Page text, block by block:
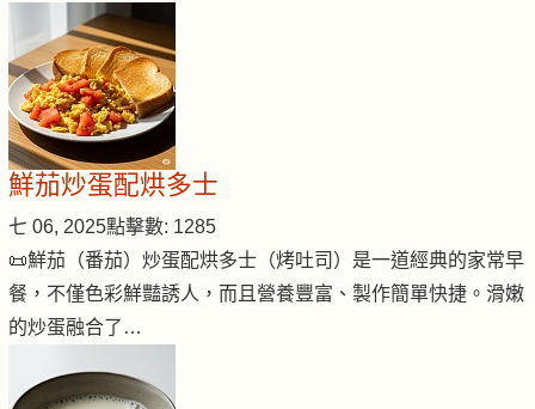
鮮茄炒蛋配烘多士
七 06, 2025點擊數: 1285
📜鮮茄（番茄）炒蛋配烘多士（烤吐司）是一道經典的家常早
餐，不僅色彩鮮豔誘人，而且營養豐富、製作簡單快捷。滑嫩
的炒蛋融合了…